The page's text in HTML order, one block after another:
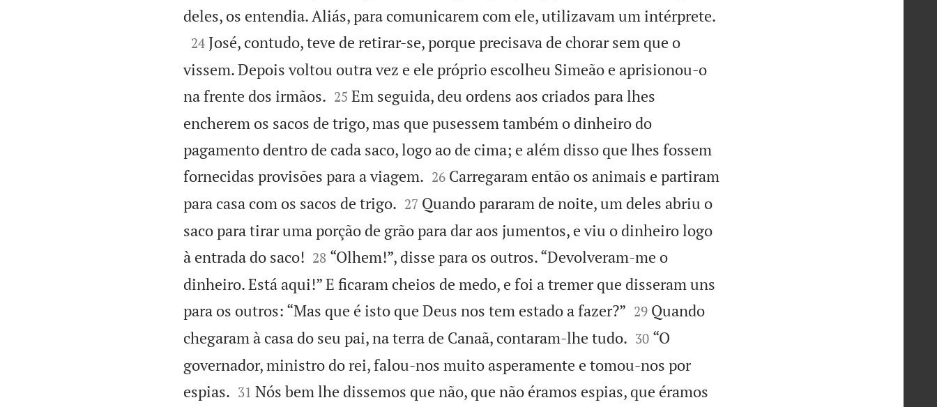
deles, os entendia. Aliás, para comunicarem com ele, utilizavam um intérprete.

24 José, contudo, teve de retirar-se, porque precisava de chorar sem que o
vissem. Depois voltou outra vez e ele próprio escolheu Simeão e aprisionou-o
na frente dos irmãos.
25 Em seguida, deu ordens aos criados para lhes
encherem os sacos de trigo, mas que pusessem também o dinheiro do
pagamento dentro de cada saco, logo ao de cima; e além disso que lhes fossem
fornecidas provisões para a viagem.
26 Carregaram então os animais e partiram
para casa com os sacos de trigo.
27 Quando pararam de noite, um deles abriu o
saco para tirar uma porção de grão para dar aos jumentos, e viu o dinheiro logo
à entrada do saco!
28 “Olhem!”, disse para os outros. “Devolveram-me o
dinheiro. Está aqui!” E ficaram cheios de medo, e foi a tremer que disseram uns
para os outros: “Mas que é isto que Deus nos tem estado a fazer?”
29 Quando
chegaram à casa do seu pai, na terra de Canaã, contaram-lhe tudo.
30 “O
governador, ministro do rei, falou-nos muito asperamente e tomou-nos por
espias.
31 Nós bem lhe dissemos que não, que não éramos espias, que éramos